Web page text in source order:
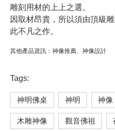
雕刻用材的上上之選。
因取材昂貴，所以須由頂級
此不凡之作。
其他產品資訊： 神像推薦、 神像設計
Tags:
神明佛桌 神明 神像
木雕神像 觀音佛祖